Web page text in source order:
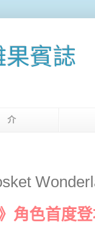
果賓誌
介
角色首度